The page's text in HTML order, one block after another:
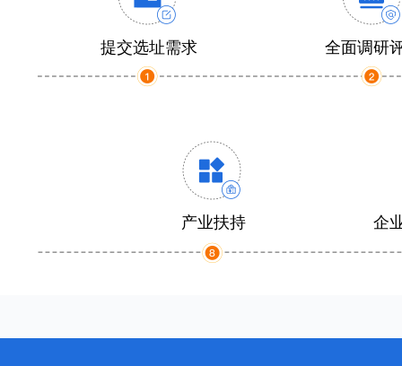
提交选址需求 全面调研
产业扶持 企